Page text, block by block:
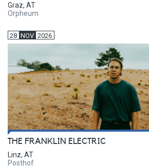
Graz, AT
Orpheum
28 NOV 2026
THE FRANKLIN ELECTRIC
Linz, AT
Posthof